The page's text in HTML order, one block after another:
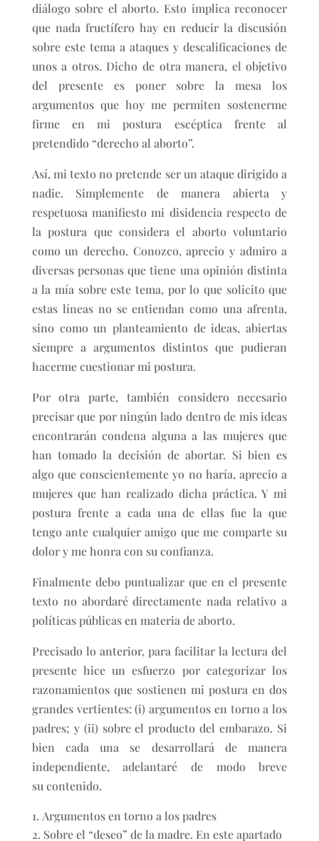
diálogo sobre el aborto. Esto implica reconocer
que nada fructífero hay en reducir la discusión
sobre este tema a ataques y descalificaciones de
unos a otros. Dicho de otra manera, el objetivo
del presente es poner sobre la mesa los
argumentos que hoy me permiten sostenerme
firme en mi postura escéptica frente al
pretendido “derecho al aborto”.
Así, mi texto no pretende ser un ataque dirigido a
nadie. Simplemente de manera abierta y
respetuosa manifiesto mi disidencia respecto de
la postura que considera el aborto voluntario
como un derecho. Conozco, aprecio y admiro a
diversas personas que tiene una opinión distinta
a la mía sobre este tema, por lo que solicito que
estas líneas no se entiendan como una afrenta,
sino como un planteamiento de ideas, abiertas
siempre a argumentos distintos que pudieran
hacerme cuestionar mi postura.
Por otra parte, también considero necesario
precisar que por ningún lado dentro de mis ideas
encontrarán condena alguna a las mujeres que
han tomado la decisión de abortar. Si bien es
algo que conscientemente yo no haría, aprecio a
mujeres que han realizado dicha práctica. Y mi
postura frente a cada una de ellas fue la que
tengo ante cualquier amigo que me comparte su
dolor y me honra con su confianza.
Finalmente debo puntualizar que en el presente
texto no abordaré directamente nada relativo a
políticas públicas en materia de aborto.
Precisado lo anterior, para facilitar la lectura del
presente hice un esfuerzo por categorizar los
razonamientos que sostienen mi postura en dos
grandes vertientes: (i) argumentos en torno a los
padres; y (ii) sobre el producto del embarazo. Si
bien cada una se desarrollará de manera
independiente, adelantaré de modo breve
su contenido.
Argumentos en torno a los padres
Sobre el “deseo” de la madre. En este apartado